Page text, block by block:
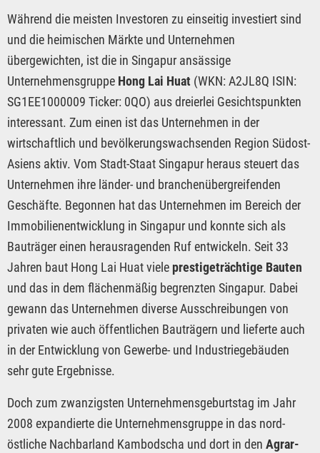
Während die meisten Investoren zu einseitig investiert sind
und die heimischen Märkte und Unternehmen
übergewichten, ist die in Singapur ansässige
Unternehmensgruppe Hong Lai Huat (WKN: A2JL8Q ISIN:
SG1EE1000009 Ticker: 0QO) aus dreierlei Gesichtspunkten
interessant. Zum einen ist das Unternehmen in der
wirtschaftlich und bevölkerungswachsenden Region Südost-
Asiens aktiv. Vom Stadt-Staat Singapur heraus steuert das
Unternehmen ihre länder- und branchenübergreifenden
Geschäfte. Begonnen hat das Unternehmen im Bereich der
Immobilienentwicklung in Singapur und konnte sich als
Bauträger einen herausragenden Ruf entwickeln. Seit 33
Jahren baut Hong Lai Huat viele prestigeträchtige Bauten
und das in dem flächenmäßig begrenzten Singapur. Dabei
gewann das Unternehmen diverse Ausschreibungen von
privaten wie auch öffentlichen Bauträgern und lieferte auch
in der Entwicklung von Gewerbe- und Industriegebäuden
sehr gute Ergebnisse.
Doch zum zwanzigsten Unternehmensgeburtstag im Jahr
2008 expandierte die Unternehmensgruppe in das nord-
östliche Nachbarland Kambodscha und dort in den Agrar-